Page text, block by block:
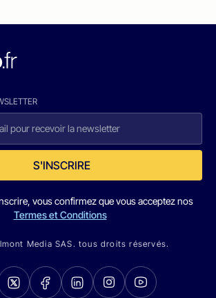
S'INSCRIRE
vous confirmez que vous acceptez nos
Termes et Conditions
Media SAS. tous droits réservés.